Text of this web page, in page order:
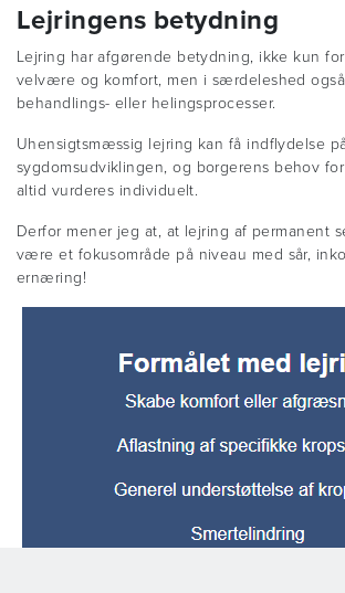
Lejringens betydning
Lejring har afgørende betydning, ikke kun
velvære og komfort, men i særdeleshed
behandlings- eller helingsprocesser.
Uhensigtsmæssig lejring kan få indflydelse
sygdomsudviklingen, og borgerens behov
altid vurderes individuelt.
Derfor mener jeg at, at lejring af permanent
være et fokusområde på niveau med sår,
ernæring!